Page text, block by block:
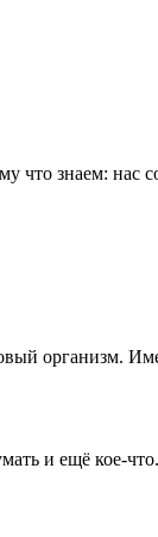
что знаем: нас
организм.
и ещё кое-